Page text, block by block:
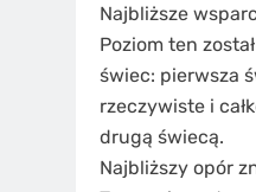
Najbliższe
Poziom ten
świec: pierwsza
rzeczywiste i
drugą świecą.
Najbliższy opór